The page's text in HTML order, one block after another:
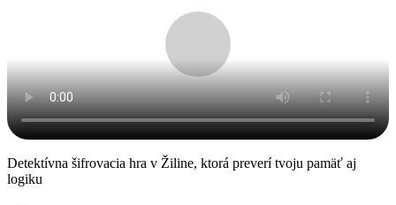
Detektívna šifrovacia hra v Žiline, ktorá preverí tvoju pamäť aj
logiku